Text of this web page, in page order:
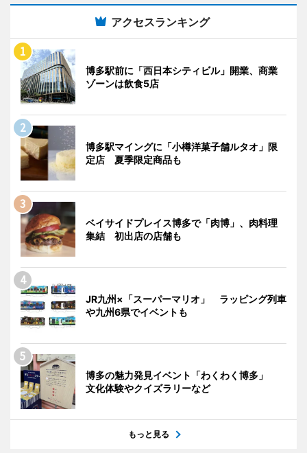
アクセスランキング
博多駅前に「西日本シティビル」開業、商業
ゾーンは飲食5店
博多駅マイングに「小樽洋菓子舗ルタオ」限
定店 夏季限定商品も
ベイサイドプレイス博多で「肉博」、肉料理
集結 初出店の店舗も
JR九州×「スーパーマリオ」 ラッピング列車
や九州6県でイベントも
博多の魅力発見イベント「わくわく博多」
文化体験やクイズラリーなど
もっと見る